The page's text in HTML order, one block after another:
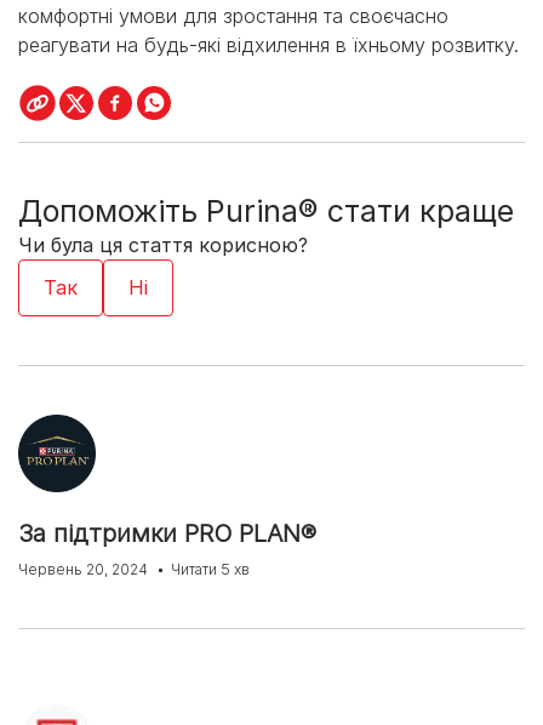
комфортні умови для зростання та своєчасно
реагувати на будь-які відхилення в їхньому розвитку.
Допоможіть Purina® стати краще
Чи була ця стаття корисною?
За підтримки PRO PLAN®
Червень 20, 2024 Читати 5 хв